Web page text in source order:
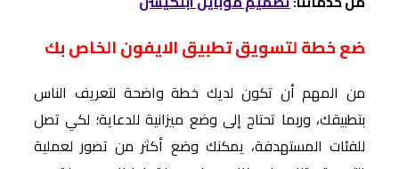
ضع خطة لتسويق تطبيق الايفون الخاص بك
من المهم أن تكون لديك خطة واضحة لتعريف الناس
بتطبيقك، وربما تحتاج إلى وضع ميزانية للدعاية؛ لكي تصل
للفئات المستهدفة، يمكنك وضع أكثر من تصور لعملية